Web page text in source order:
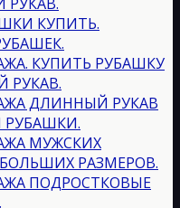
КУПИТЬ.
КУПИТЬ РУБАШКУ
РУКАВ.
ДЛИННЫЙ РУКАВ
МУЖСКИХ
РАЗМЕРОВ.
ПОДРОСТКОВЫЕ